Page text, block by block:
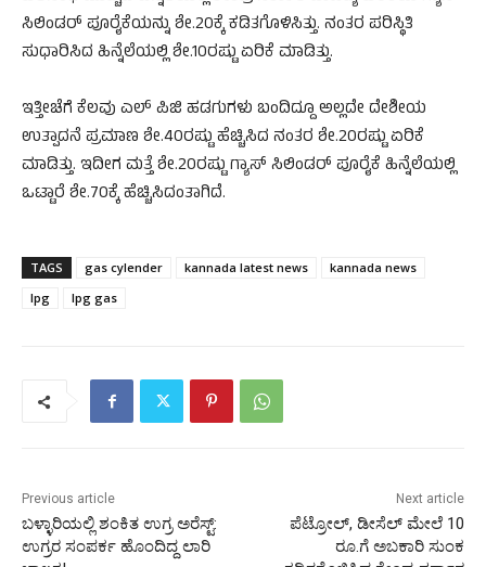
ಸಿಲಿಂಡರ್‌ ಪೂರೈಕೆಯನ್ನು ಶೇ.20ಕ್ಕೆ ಕಡಿತಗೊಳಿಸಿತ್ತು. ನಂತರ ಪರಿಸ್ಥಿತಿ
ಸುಧಾರಿಸಿದ ಹಿನ್ನೆಲೆಯಲ್ಲಿ ಶೇ.10ರಷ್ಟು ಏರಿಕೆ ಮಾಡಿತ್ತು.
ಇತ್ತೀಚೆಗೆ ಕೆಲವು ಎಲ್‌ ಪಿಜಿ ಹಡಗುಗಳು ಬಂದಿದ್ದೂ ಅಲ್ಲದೇ ದೇಶೀಯ
ಉತ್ಪಾದನೆ ಪ್ರಮಾಣ ಶೇ.40ರಷ್ಟು ಹೆಚ್ಚಿಸಿದ ನಂತರ ಶೇ.20ರಷ್ಟು ಏರಿಕೆ
ಮಾಡಿತ್ತು. ಇದೀಗ ಮತ್ತೆ ಶೇ.20ರಷ್ಟು ಗ್ಯಾಸ್‌ ಸಿಲಿಂಡರ್‌ ಪೂರೈಕೆ ಹಿನ್ನೆಲೆಯಲ್ಲಿ
ಒಟ್ಟಾರೆ ಶೇ.70ಕ್ಕೆ ಹೆಚ್ಚಿಸಿದಂತಾಗಿದೆ.
TAGS gas cylender kannada latest news
kannada news
lpg
lpg gas
Previous article
ಬಳ್ಳಾರಿಯಲ್ಲಿ ಶಂಕಿತ ಉಗ್ರ ಅರೆಸ್ಟ್:
ಉಗ್ರರ ಸಂಪರ್ಕ ಹೊಂದಿದ್ದ ಲಾರಿ
Next article
ಪೆಟ್ರೋಲ್‌, ಡೀಸೆಲ್‌ ಮೇಲೆ 10
ರೂ.ಗೆ ಅಬಕಾರಿ ಸುಂಕ